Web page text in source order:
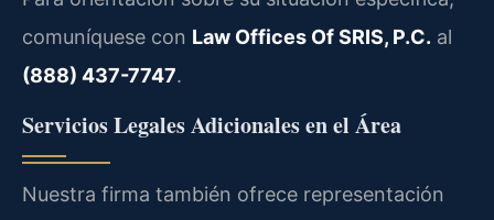
comuníquese con Law Offices Of SRIS, P.C. al
(888) 437-7747.
Servicios Legales Adicionales en el Área
Nuestra firma también ofrece representación